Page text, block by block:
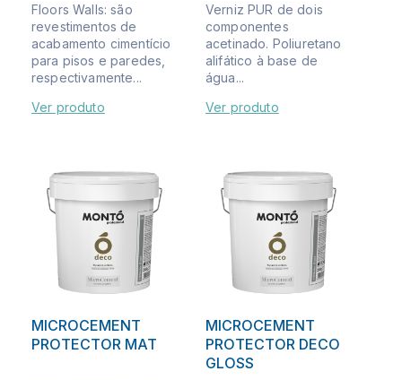
Floors Walls: são
revestimentos de
acabamento cimentício
para pisos e paredes,
respectivamente...
Ver produto
Verniz PUR de dois
componentes
acetinado. Poliuretano
alifático à base de
água...
Ver produto
MICROCEMENT
PROTECTOR MAT
MICROCEMENT
PROTECTOR DECO
GLOSS